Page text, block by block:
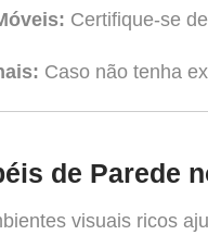
Certifique-se
Caso não tenha
de Parede
visuais ricos